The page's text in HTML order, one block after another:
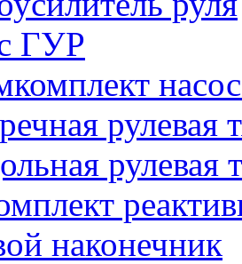
ГУР
рулевая
рулевая
наконечник